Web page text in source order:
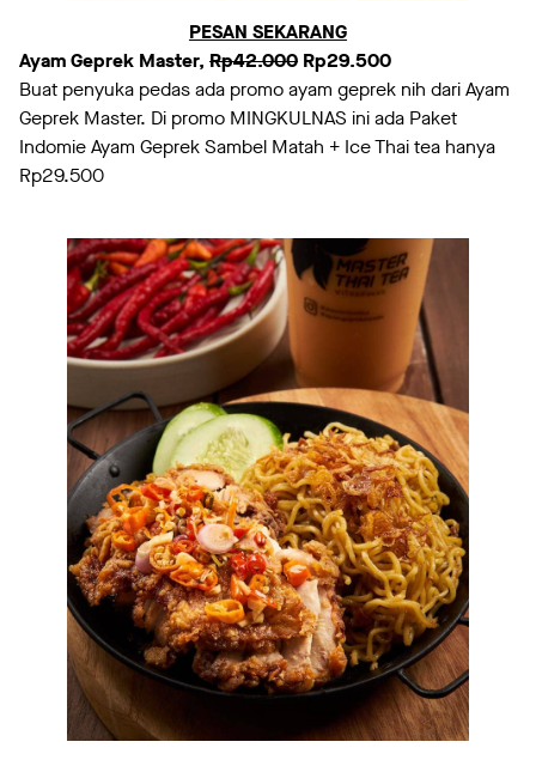
PESAN SEKARANG
Ayam Geprek Master, Rp42.000 Rp29.500
Buat penyuka pedas ada promo ayam geprek nih dari Ayam
Geprek Master. Di promo MINGKULNAS ini ada Paket
Indomie Ayam Geprek Sambel Matah + Ice Thai tea hanya
Rp29.500